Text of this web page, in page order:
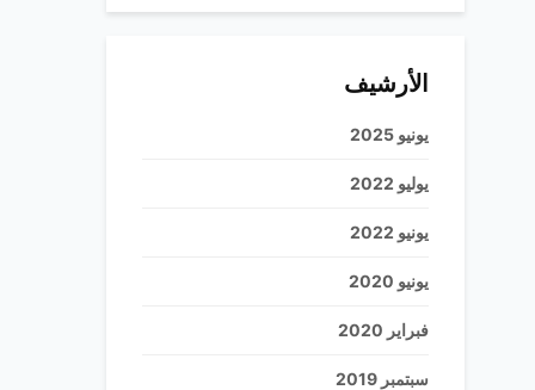
الأرشيف
يونيو 2025
يوليو 2022
يونيو 2022
يونيو 2020
فبراير 2020
سبتمبر 2019